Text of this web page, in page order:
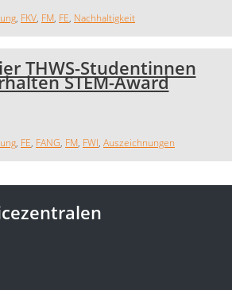
, FKV, FM, FE, Nachhaltigkeit
THWS-Studentinnen
STEM-Award
, FE, FANG, FM, FWI, Auszeichnungen